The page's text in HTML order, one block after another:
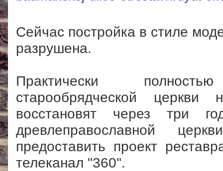
Сейчас постройка в стиле
разрушена.
Практически
старообрядческой
восстановят через три
древлеправославной
предоставить проект
телеканал "360".